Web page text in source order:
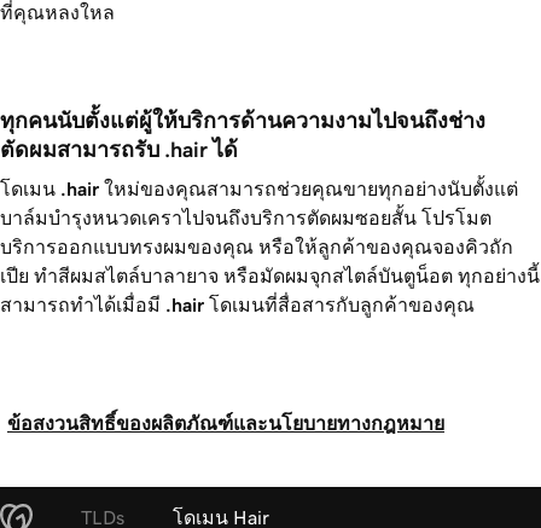
ที่คุณหลงใหล
ทุกคนนับตั้งแต่ผู้ให้บริการด้านความงามไปจนถึงช่าง
ตัดผมสามารถรับ .hair ได้
โดเมน .hair ใหม่ของคุณสามารถช่วยคุณขายทุกอย่างนับตั้งแต่
บาล์มบำรุงหนวดเคราไปจนถึงบริการตัดผมซอยสั้น โปรโมต
บริการออกแบบทรงผมของคุณ หรือให้ลูกค้าของคุณจองคิวถัก
เปีย ทำสีผมสไตล์บาลายาจ หรือมัดผมจุกสไตล์บันตูน็อต ทุกอย่างนี้
สามารถทำได้เมื่อมี .hair โดเมนที่สื่อสารกับลูกค้าของคุณ
ข้อสงวนสิทธิ์ของผลิตภัณฑ์และนโยบายทางกฎหมาย
TLDs โดเมน Hair